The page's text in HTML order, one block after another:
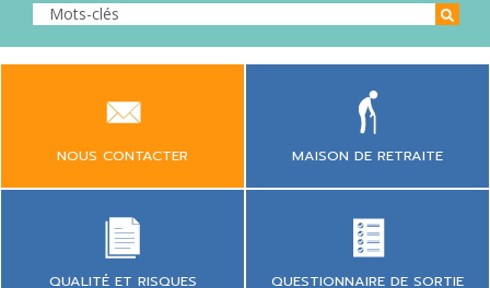
NOUS CONTACTER MAISON DE RETRAITE
QUALITÉ ET RISQUES QUESTIONNAIRE DE SORTIE